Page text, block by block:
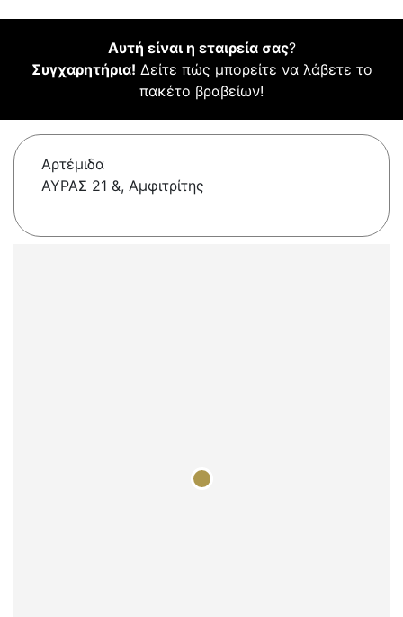
Αυτή είναι η εταιρεία σας?
Συγχαρητήρια! Δείτε πώς μπορείτε να λάβετε το
πακέτο βραβείων!
Αρτέμιδα
ΑΥΡΑΣ 21 &, Αμφιτρίτης